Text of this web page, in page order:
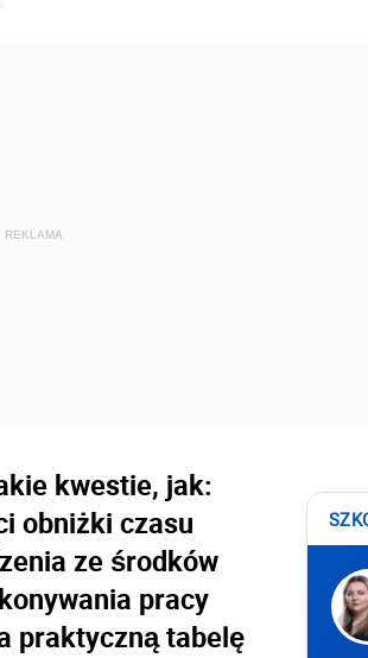
kwestie, jak:
obniżki czasu
ze środków
pracy
praktyczną tabelę